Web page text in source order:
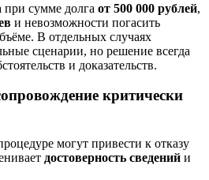
сумме долга от 500 000 рублей,
и невозможности погасить
В отдельных случаях
сценарии, но решение всегда
и доказательств.
критически
могут привести к отказу
достоверность сведений и